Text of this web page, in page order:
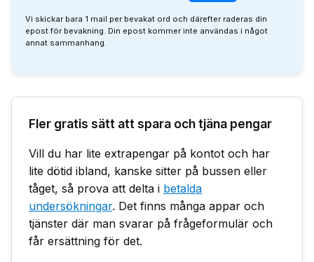
Vi skickar bara 1 mail per bevakat ord och därefter raderas din
epost för bevakning. Din epost kommer inte användas i något
annat sammanhang.
Fler gratis sätt att spara och tjäna pengar
Vill du har lite extrapengar på kontot och har
lite dötid ibland, kanske sitter på bussen eller
tåget, så prova att delta i betalda
undersökningar. Det finns många appar och
tjänster där man svarar på frågeformulär och
får ersättning för det.